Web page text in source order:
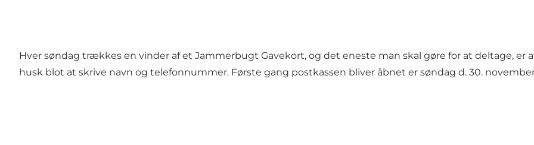
Hver søndag trækkes en vinder af et Jammerbugt Gavekort, og det eneste man skal gøre for at deltage, er
husk blot at skrive navn og telefonnummer. Første gang postkassen bliver åbnet er søndag d. 30.